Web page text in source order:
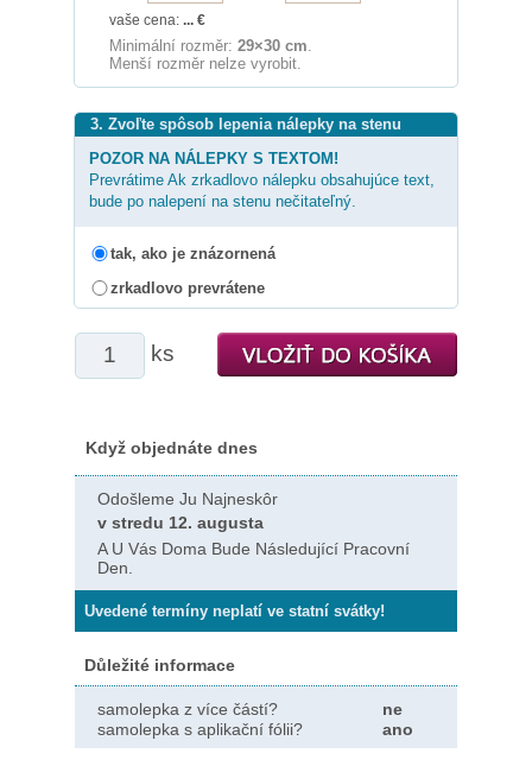
vaše cena: ... €
Minimální rozměr: 29×30 cm
Menší rozměr nelze vyrobit.
3. Zvoľte spôsob lepenia nálepky na stenu
POZOR NA NÁLEPKY S TEXTOM!
Prevrátime Ak zrkadlovo nálepku obsahujúce text,
bude po nalepení na stenu nečitateľný.
tak, ako je znázornená
zrkadlovo prevrátene
ks
Když objednáte dnes
Odošleme Ju Najneskôr
v stredu 12. augusta
A U Vás Doma Bude Následující Pracovní
Den.
Uvedené termíny neplatí ve statní svátky!
Důležité informace
samolepka z více částí?
ne
samolepka s aplikační fólii?
ano